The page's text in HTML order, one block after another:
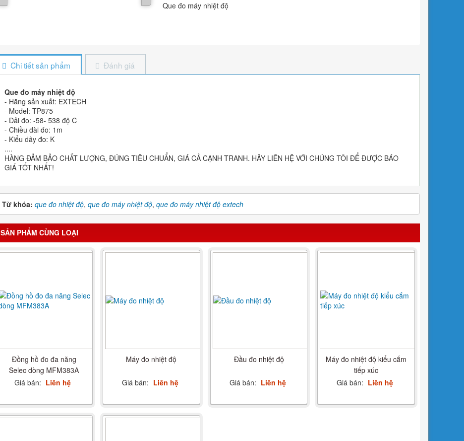
Que đo máy nhiệt độ
Chi tiết sản phẩm Đánh giá
Que đo máy nhiệt độ
- Hãng sản xuất: EXTECH
- Model: TP875
- Dải đo: -58- 538 độ C
- Chiều dài đo: 1m
- Kiểu dây đo: K
....
HÀNG ĐẢM BẢO CHẤT LƯỢNG, ĐÚNG TIÊU CHUẨN, GIÁ CẢ CẠNH TRANH. HÃY LIÊN HỆ VỚI CHÚNG TÔI ĐỂ ĐƯỢC BÁO
GIÁ TỐT NHẤT!
Từ khóa: que đo nhiệt độ, que đo máy nhiệt độ, que đo máy nhiệt độ extech
SẢN PHẨM CÙNG LOẠI
Đồng hồ đo đa năng
Selec dòng MFM383A
Giá bán: Liên hệ
Máy đo nhiệt độ
Giá bán: Liên hệ
Đầu đo nhiệt độ
Giá bán: Liên hệ
Máy đo nhiệt độ kiểu cắm
tiếp xúc
Giá bán: Liên hệ